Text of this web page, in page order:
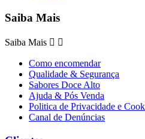
Saiba Mais
Saiba Mais  
Como encomendar
Qualidade & Segurança
Sabores Doce Alto
Ajuda & Pós Venda
Politica de Privacidade e
Canal de Denúncias